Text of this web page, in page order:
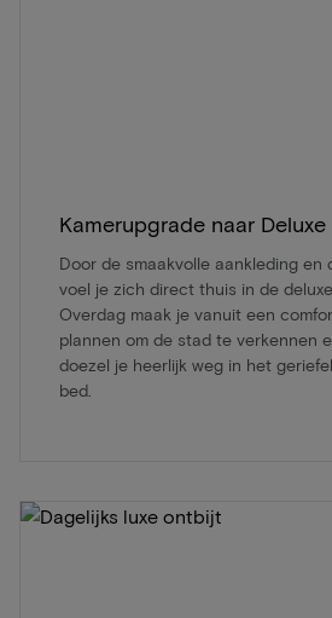
Kamerupgrade naar Deluxe
Door de smaakvolle aankleding en
voel je zich direct thuis in de
Overdag maak je vanuit een
plannen om de stad te verkennen
doezel je heerlijk weg in het
bed.